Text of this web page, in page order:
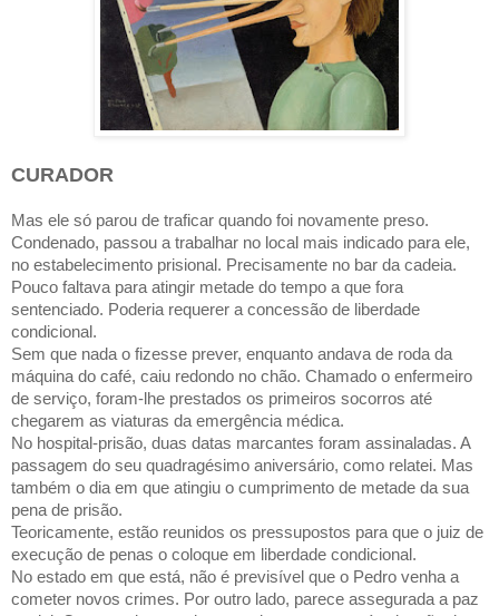
CURADOR
Mas ele só parou de traficar quando foi novamente preso.
Condenado, passou a trabalhar no local mais indicado para ele,
no estabelecimento prisional. Precisamente no bar da cadeia.
Pouco faltava para atingir metade do tempo a que fora
sentenciado. Poderia requerer a concessão de liberdade
condicional.
Sem que nada o fizesse prever, enquanto andava de roda da
máquina do café, caiu redondo no chão. Chamado o enfermeiro
de serviço, foram-lhe prestados os primeiros socorros até
chegarem as viaturas da emergência médica.
No hospital-prisão, duas datas marcantes foram assinaladas. A
passagem do seu quadragésimo aniversário, como relatei. Mas
também o dia em que atingiu o cumprimento de metade da sua
pena de prisão.
Teoricamente, estão reunidos os pressupostos para que o juiz de
execução de penas o coloque em liberdade condicional.
No estado em que está, não é previsível que o Pedro venha a
cometer novos crimes. Por outro lado, parece assegurada a paz